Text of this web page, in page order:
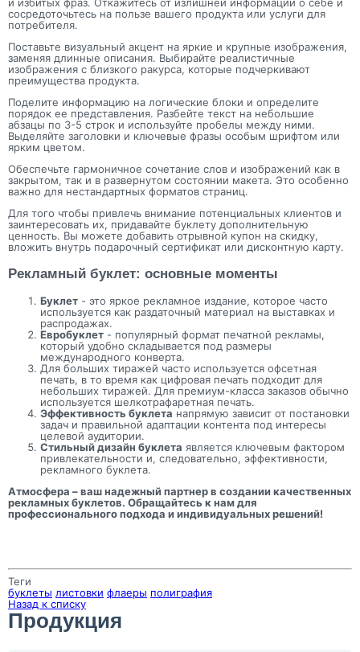
сосредоточьтесь на пользе вашего продукта или услуги для
потребителя.
Поставьте визуальный акцент на яркие и крупные изображения,
заменяя длинные описания. Выбирайте реалистичные
изображения с близкого ракурса, которые подчеркивают
преимущества продукта.
Поделите информацию на логические блоки и определите
порядок ее представления. Разбейте текст на небольшие
абзацы по 3-5 строк и используйте пробелы между ними.
Выделяйте заголовки и ключевые фразы особым шрифтом или
ярким цветом.
Обеспечьте гармоничное сочетание слов и изображений как в
закрытом, так и в развернутом состоянии макета. Это особенно
важно для нестандартных форматов страниц.
Для того чтобы привлечь внимание потенциальных клиентов и
заинтересовать их, придавайте буклету дополнительную
ценность. Вы можете добавить отрывной купон на скидку,
вложить внутрь подарочный сертификат или дисконтную карту.
Рекламный буклет: основные моменты
Буклет - это яркое рекламное издание, которое часто
используется как раздаточный материал на выставках и
распродажах.
Евробуклет - популярный формат печатной рекламы,
который удобно складывается под размеры
международного конверта.
Для больших тиражей часто используется офсетная
печать, в то время как цифровая печать подходит для
небольших тиражей. Для премиум-класса заказов обычно
используется шелкотрафаретная печать.
Эффективность буклета напрямую зависит от постановки
задач и правильной адаптации контента под интересы
целевой аудитории.
Стильный дизайн буклета является ключевым фактором
привлекательности и, следовательно, эффективности,
рекламного буклета.
Атмосфера – ваш надежный партнер в создании качественных
рекламных буклетов. Обращайтесь к нам для
профессионального подхода и индивидуальных решений!
Теги
буклеты листовки флаеры полиграфия
Назад к списку
Продукция